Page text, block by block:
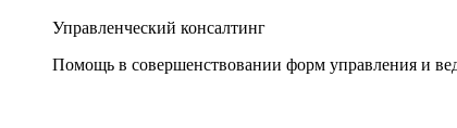
Управленческий консалтинг
Помощь в совершенствовании форм управления и